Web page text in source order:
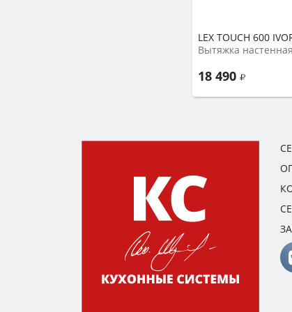
LEX TOUCH 600
Вытяжка настенная
18 490